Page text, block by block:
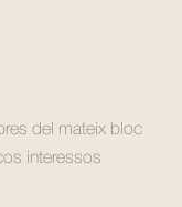
del mateix bloc
interessos